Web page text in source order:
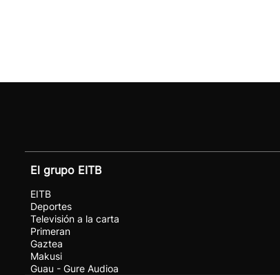
El grupo EITB
EITB
Deportes
Televisión a la carta
Primeran
Gaztea
Makusi
Guau - Gure Audioa